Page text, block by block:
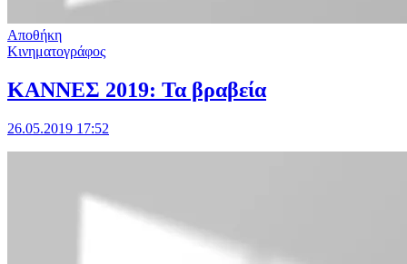
Αποθήκη
Κινηματογράφος
ΚΑΝΝΕΣ 2019: Τα βραβεία
26.05.2019 17:52